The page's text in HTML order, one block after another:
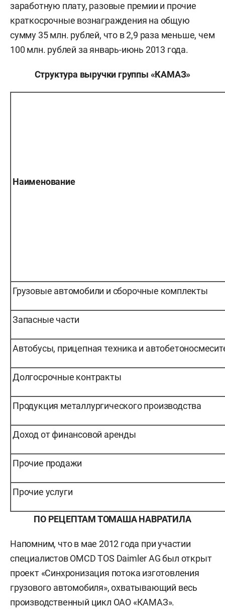
заработную плату, разовые премии и прочие
краткосрочные вознаграждения на общую
сумму 35 млн. рублей, что в 2,9 раза меньше, чем
100 млн. рублей за январь-июнь 2013 года.
Структура выручки группы «КАМАЗ»
Наименование
Грузовые автомобили и сборочные комплекты
Запасные части
Автобусы, прицепная техника и
Долгосрочные контракты
Продукция металлургического производства
Доход от финансовой аренды
Прочие продажи
Прочие услуги
ПО РЕЦЕПТАМ ТОМАША НАВРАТИЛА
Напомним, что в мае 2012 года при участии
специалистов OMCD TOS Daimler AG был открыт
проект «Синхронизация потока изготовления
грузового автомобиля», охватывающий весь
производственный цикл ОАО «КАМАЗ».